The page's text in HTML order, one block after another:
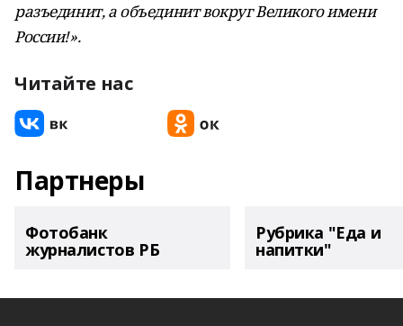
разъединит, а объединит вокруг Великого имени
России!».
Читайте нас
Партнеры
Фотобанк
журналистов РБ
Рубрика "Еда и
напитки"